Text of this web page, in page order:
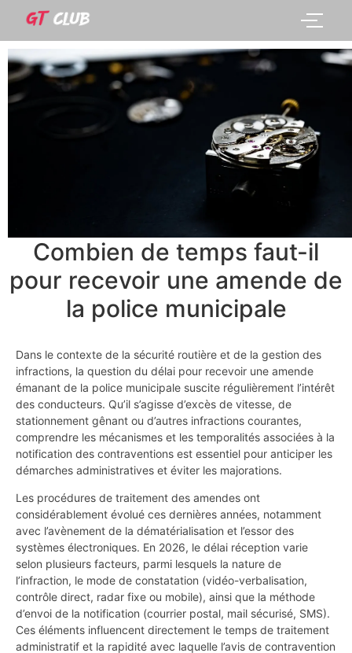
Combien de temps faut-il
pour recevoir une amende de
la police municipale
Dans le contexte de la sécurité routière et de la gestion des
infractions, la question du délai pour recevoir une amende
émanant de la police municipale suscite régulièrement l’intérêt
des conducteurs. Qu’il s’agisse d’excès de vitesse, de
stationnement gênant ou d’autres infractions courantes,
comprendre les mécanismes et les temporalités associées à la
notification des contraventions est essentiel pour anticiper les
démarches administratives et éviter les majorations.
Les procédures de traitement des amendes ont
considérablement évolué ces dernières années, notamment
avec l’avènement de la dématérialisation et l’essor des
systèmes électroniques. En 2026, le délai réception varie
selon plusieurs facteurs, parmi lesquels la nature de
l’infraction, le mode de constatation (vidéo-verbalisation,
contrôle direct, radar fixe ou mobile), ainsi que la méthode
d’envoi de la notification (courrier postal, mail sécurisé, SMS).
Ces éléments influencent directement le temps de traitement
administratif et la rapidité avec laquelle l’avis de contravention